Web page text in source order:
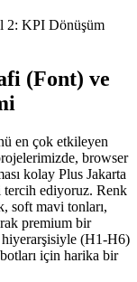
2: KPI Dönüşüm
(Font) ve
en çok etkileyen
browser
kolay Plus Jakarta
ediyoruz. Renk
soft mavi tonları,
premium bir
hiyerarşisiyle (H1-H6)
için harika bir